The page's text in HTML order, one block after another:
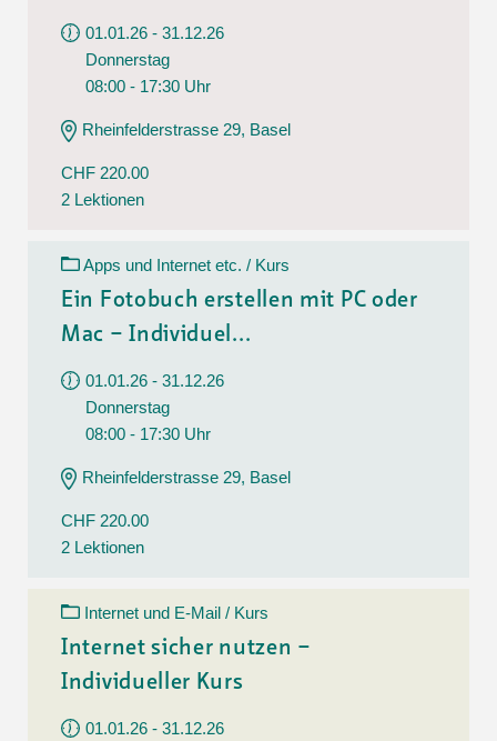
01.01.26 - 31.12.26
Donnerstag
08:00 - 17:30 Uhr
Rheinfelderstrasse 29, Basel
CHF 220.00
2 Lektionen
Apps und Internet etc. / Kurs
Ein Fotobuch erstellen mit PC oder
Mac – Individuel...
01.01.26 - 31.12.26
Donnerstag
08:00 - 17:30 Uhr
Rheinfelderstrasse 29, Basel
CHF 220.00
2 Lektionen
Internet und E-Mail / Kurs
Internet sicher nutzen –
Individueller Kurs
01.01.26 - 31.12.26